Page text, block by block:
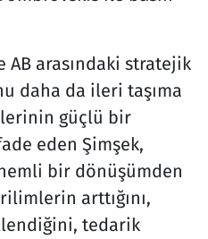
AB arasındaki stratejik
daha da ileri taşıma
güçlü bir
eden Şimşek,
bir dönüşümden
arttığını,
tedarik